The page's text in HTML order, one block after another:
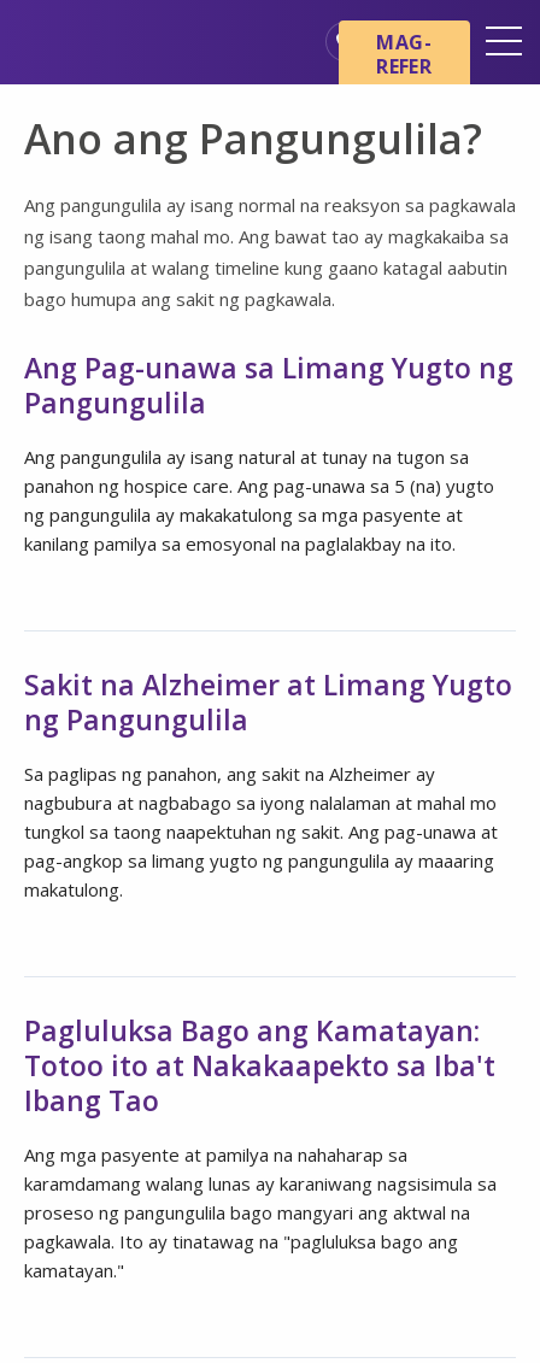
Mga Pangunahing Kaalaman
tungkol sa Hospice
Ang aming mga Serbisyo
Healthcare Professionals
Pamilya at Mga Tagapag-
MAG-
REFER
Ano ang Pangungulila?
Ang pangungulila ay isang normal na reaksyon sa pagkawala
ng isang taong mahal mo. Ang bawat tao ay magkakaiba sa
pangungulila at walang timeline kung gaano katagal aabutin
bago humupa ang sakit ng pagkawala.
Ang Pag-unawa sa Limang Yugto ng
Pangungulila
Ang pangungulila ay isang natural at tunay na tugon sa
panahon ng hospice care. Ang pag-unawa sa 5 (na) yugto
ng pangungulila ay makakatulong sa mga pasyente at
kanilang pamilya sa emosyonal na paglalakbay na ito.
Sakit na Alzheimer at Limang Yugto
ng Pangungulila
Sa paglipas ng panahon, ang sakit na Alzheimer ay
nagbubura at nagbabago sa iyong nalalaman at mahal mo
tungkol sa taong naapektuhan ng sakit. Ang pag-unawa at
pag-angkop sa limang yugto ng pangungulila ay maaaring
makatulong.
Pagluluksa Bago ang Kamatayan:
Totoo ito at Nakakaapekto sa Iba't
Ibang Tao
Ang mga pasyente at pamilya na nahaharap sa
karamdamang walang lunas ay karaniwang nagsisimula sa
proseso ng pangungulila bago mangyari ang aktwal na
pagkawala. Ito ay tinatawag na "pagluluksa bago ang
kamatayan."